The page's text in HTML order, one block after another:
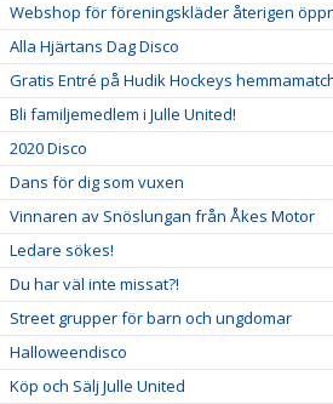
Webshop för föreningskläder återigen
Alla Hjärtans Dag Disco
Gratis Entré på Hudik Hockeys
Bli familjemedlem i Julle United!
2020 Disco
Dans för dig som vuxen
Vinnaren av Snöslungan från Åkes Motor
Ledare sökes!
Du har väl inte missat?!
Street grupper för barn och ungdomar
Halloweendisco
Köp och Sälj Julle United